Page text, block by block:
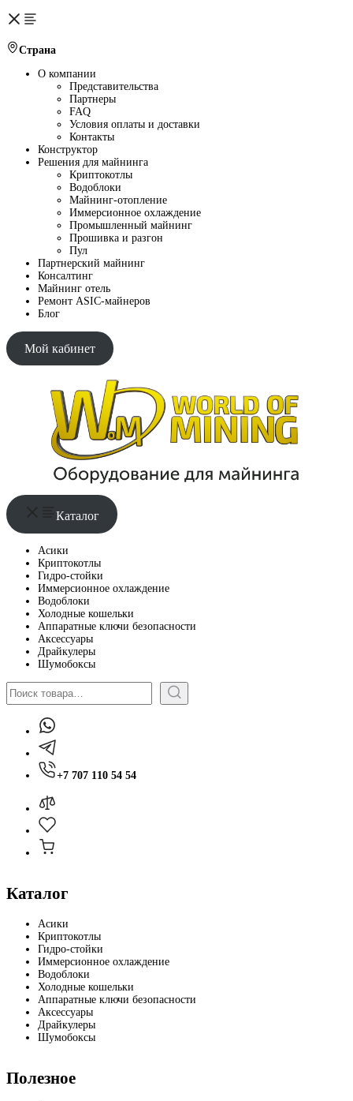
Страна
О компании
Представительства
Партнеры
FAQ
Условия оплаты и доставки
Контакты
Конструктор
Решения для майнинга
Криптокотлы
Водоблоки
Майнинг-отопление
Иммерсионное охлаждение
Промышленный майнинг
Прошивка и разгон
Пул
Партнерский майнинг
Консалтинг
Майнинг отель
Ремонт ASIC-майнеров
Блог
Мой кабинет
Каталог
Асики
Криптокотлы
Гидро-стойки
Иммерсионное охлаждение
Водоблоки
Холодные кошельки
Аппаратные ключи безопасности
Аксессуары
Драйкулеры
Шумобоксы
Поиск
+7 707 110 54 54
Каталог
Асики
Криптокотлы
Гидро-стойки
Иммерсионное охлаждение
Водоблоки
Холодные кошельки
Аппаратные ключи безопасности
Аксессуары
Драйкулеры
Шумобоксы
Полезное